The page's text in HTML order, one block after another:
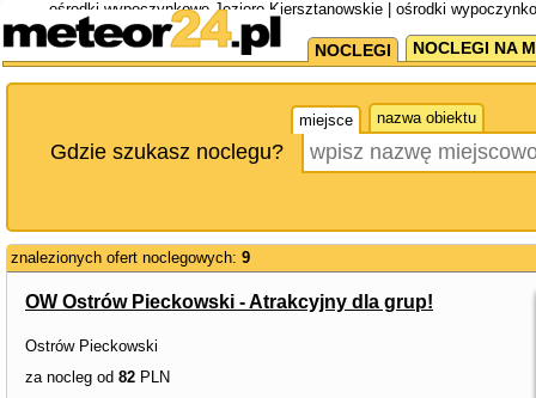
ośrodki wypoczynkowe Jezioro Kiersztanowskie | ośrodki
NOCLEGI NOCLEGI NA
miejsce nazwa obiektu
Gdzie szukasz noclegu?
znalezionych ofert noclegowych: 9
OW Ostrów Pieckowski - Atrakcyjny dla grup!
Ostrów Pieckowski
za nocleg od 82 PLN